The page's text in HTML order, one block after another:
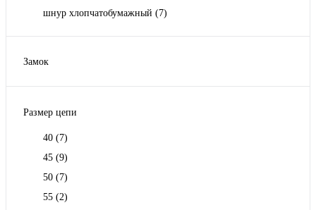
шнур хлопчатобумажный (7)
Замок
Размер цепи
40 (7)
45 (9)
50 (7)
55 (2)